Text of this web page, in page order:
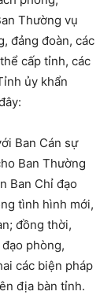
Thường vụ
đảng đoàn, các
cấp tỉnh, các
ủy khẩn
Ban Cán sự
Ban Thường
Ban Chỉ đạo
tình hình mới,
đồng thời,
phòng,
các biện pháp
địa bàn tỉnh.